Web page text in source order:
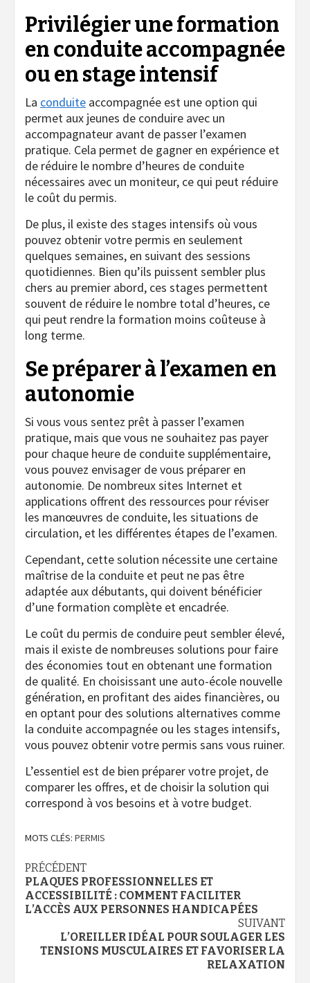
Privilégier une formation
en conduite accompagnée
ou en stage intensif
La conduite accompagnée est une option qui
permet aux jeunes de conduire avec un
accompagnateur avant de passer l’examen
pratique. Cela permet de gagner en expérience et
de réduire le nombre d’heures de conduite
nécessaires avec un moniteur, ce qui peut réduire
le coût du permis.
De plus, il existe des stages intensifs où vous
pouvez obtenir votre permis en seulement
quelques semaines, en suivant des sessions
quotidiennes. Bien qu’ils puissent sembler plus
chers au premier abord, ces stages permettent
souvent de réduire le nombre total d’heures, ce
qui peut rendre la formation moins coûteuse à
long terme.
Se préparer à l’examen en
autonomie
Si vous vous sentez prêt à passer l’examen
pratique, mais que vous ne souhaitez pas payer
pour chaque heure de conduite supplémentaire,
vous pouvez envisager de vous préparer en
autonomie. De nombreux sites Internet et
applications offrent des ressources pour réviser
les manœuvres de conduite, les situations de
circulation, et les différentes étapes de l’examen.
Cependant, cette solution nécessite une certaine
maîtrise de la conduite et peut ne pas être
adaptée aux débutants, qui doivent bénéficier
d’une formation complète et encadrée.
Le coût du permis de conduire peut sembler élevé,
mais il existe de nombreuses solutions pour faire
des économies tout en obtenant une formation
de qualité. En choisissant une auto-école nouvelle
génération, en profitant des aides financières, ou
en optant pour des solutions alternatives comme
la conduite accompagnée ou les stages intensifs,
vous pouvez obtenir votre permis sans vous ruiner.
L’essentiel est de bien préparer votre projet, de
comparer les offres, et de choisir la solution qui
correspond à vos besoins et à votre budget.
MOTS CLÉS: PERMIS
Navigation
d’article
PRÉCÉDENT
PLAQUES PROFESSIONNELLES ET
ACCESSIBILITÉ : COMMENT FACILITER
L’ACCÈS AUX PERSONNES HANDICAPÉES
SUIVANT
L’OREILLER IDÉAL POUR SOULAGER LES
TENSIONS MUSCULAIRES ET FAVORISER LA
RELAXATION